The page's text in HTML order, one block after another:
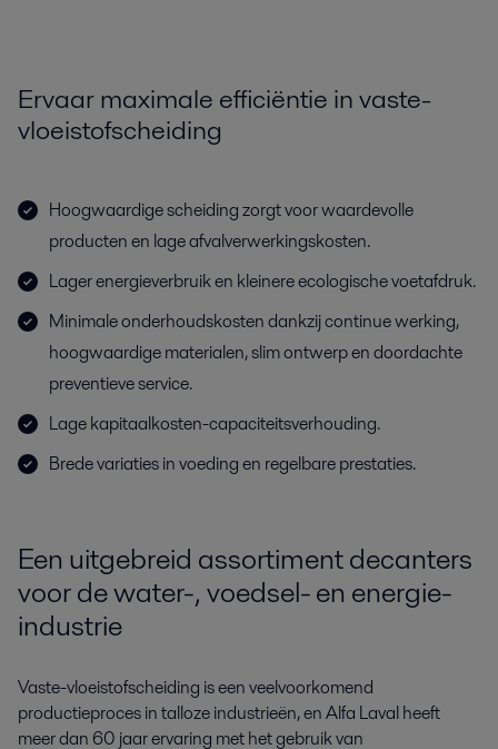
Ervaar maximale efficiëntie in vaste-
vloeistofscheiding
Hoogwaardige scheiding zorgt voor waardevolle
producten en lage afvalverwerkingskosten.
Lager energieverbruik en kleinere ecologische voetafdruk.
Minimale onderhoudskosten dankzij continue werking,
hoogwaardige materialen, slim ontwerp en doordachte
preventieve service.
Lage kapitaalkosten-capaciteitsverhouding.
Brede variaties in voeding en regelbare prestaties.
Een uitgebreid assortiment decanters
voor de water-, voedsel- en energie-
industrie
Vaste-vloeistofscheiding is een veelvoorkomend
productieproces in talloze industrieën, en Alfa Laval heeft
meer dan 60 jaar ervaring met het gebruik van